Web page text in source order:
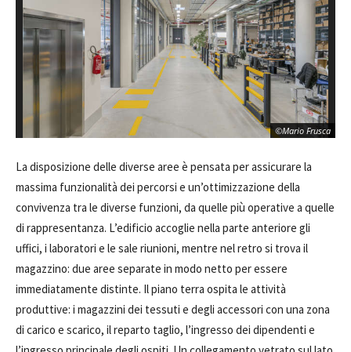
©Mario Frusca
La disposizione delle diverse aree è pensata per assicurare la
massima funzionalità dei percorsi e un’ottimizzazione della
convivenza tra le diverse funzioni, da quelle più operative a quelle
di rappresentanza. L’edificio accoglie nella parte anteriore gli
uffici, i laboratori e le sale riunioni, mentre nel retro si trova il
magazzino: due aree separate in modo netto per essere
immediatamente distinte. Il piano terra ospita le attività
produttive: i magazzini dei tessuti e degli accessori con una zona
di carico e scarico, il reparto taglio, l’ingresso dei dipendenti e